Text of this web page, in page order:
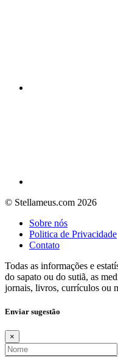
© Stellameus.com 2026
Sobre nós
Politica de Privacidade
Contato
Todas as informações e
do sapato ou do sutiã, as
jornais, livros, currículos ou
Enviar sugestão
×